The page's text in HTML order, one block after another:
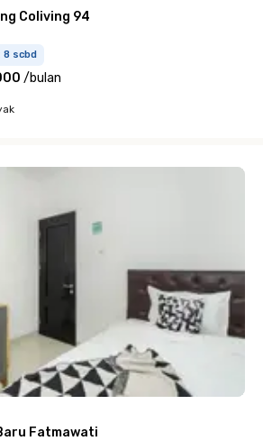
Coliving 94
scbd
/bulan
Fatmawati